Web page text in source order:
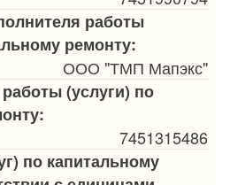
работы
ремонту:
ООО "ТМП Мапэкс"
(услуги) по
7451315486
по капитальному